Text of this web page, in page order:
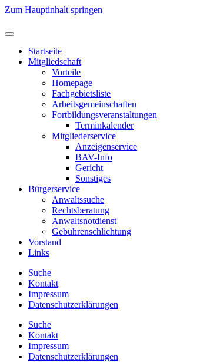
Zum Hauptinhalt springen
Startseite
Mitgliedschaft
Vorteile
Homepage
Fachgebietsliste
Arbeitsgemeinschaften
Fortbildungsveranstaltungen
Terminkalender
Mitgliederservice
Anzeigenservice
BAV-Info
Gericht
Sonstiges
Bürgerservice
Anwaltssuche
Rechtsberatung
Anwaltsnotdienst
Gebührenschlichtung
Vorstand
Links
Suche
Kontakt
Impressum
Datenschutzerklärungen
Suche
Kontakt
Impressum
Datenschutzerklärungen